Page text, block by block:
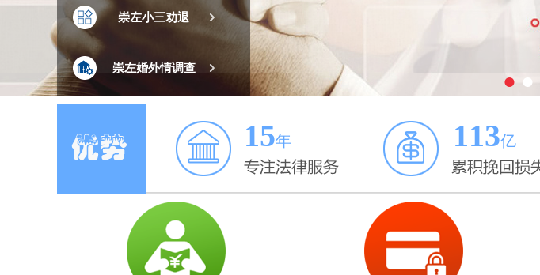
崇左小三劝退 
崇左婚外情调查 
● ●
15年 113亿